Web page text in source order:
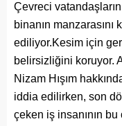
Çevreci
binanın manzarasını
ediliyor.Kesim için
belirsizliğini koruyor.
Nizam Hışım
iddia edilirken, son
çeken iş insanının